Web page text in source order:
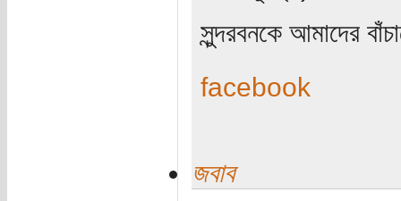
সুন্দরবনকে আমাদের
facebook
জবাব